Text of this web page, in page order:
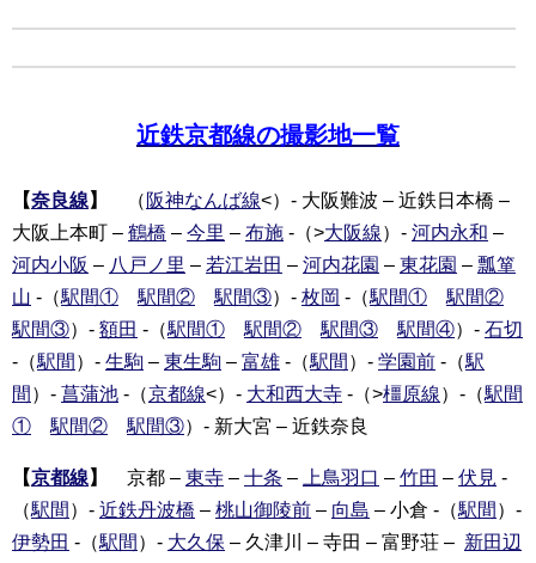
近鉄京都線の撮影地一覧
【奈良線】 （ 阪神なんば線<）- 大阪難波 – 近鉄日本橋 –
大阪上本町 – 鶴橋 – 今里 – 布施 -（>大阪線）- 河内永和 –
河内小阪 – 八戸ノ里 – 若江岩田 – 河内花園 – 東花園 – 瓢箪
山 -（駅間① 駅間② 駅間③）- 枚岡 -（駅間①
駅間②
駅間③）- 額田 -（駅間① 駅間② 駅間③ 駅間④）- 石切
-（駅間 ）- 生駒 – 東生駒 – 富雄 -（駅間 ）- 学園前 -（駅
間 ）- 菖蒲池 -（京都線<）- 大和西大寺 -（>橿原線）-（駅間
①
駅間② 駅間③）- 新大宮 – 近鉄奈良
【京都線】 京都 – 東寺 – 十条 – 上鳥羽口 – 竹田 – 伏見 -
（駅間 ）- 近鉄丹波橋 – 桃山御陵前 – 向島 – 小倉 -（駅間 ）-
伊勢田 -（駅間 ）- 大久保 – 久津川 – 寺田 – 富野荘 – 新田辺